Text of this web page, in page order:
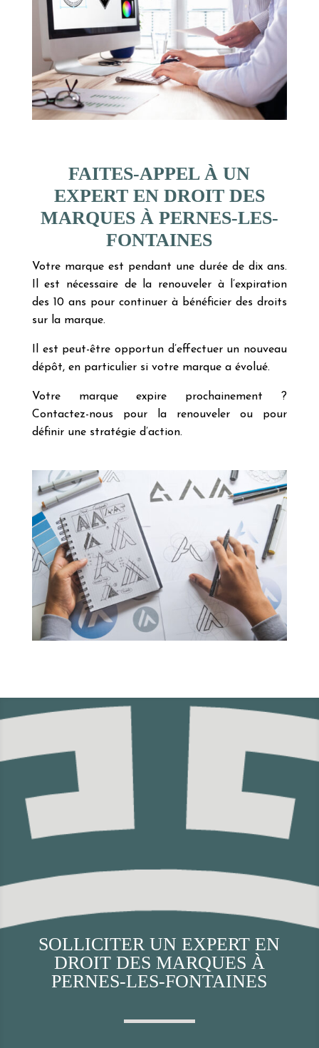
FAITES-APPEL À UN
EXPERT EN DROIT DES
MARQUES À PERNES-LES-
FONTAINES
Votre marque est pendant une durée de dix ans.
Il est nécessaire de la renouveler à l’expiration
des 10 ans pour continuer à bénéficier des droits
sur la marque.
Il est peut-être opportun d’effectuer un nouveau
dépôt, en particulier si votre marque a évolué.
Votre marque expire prochainement ?
Contactez-nous pour la renouveler ou pour
définir une stratégie d’action.
SOLLICITER UN EXPERT EN
DROIT DES MARQUES À
PERNES-LES-FONTAINES